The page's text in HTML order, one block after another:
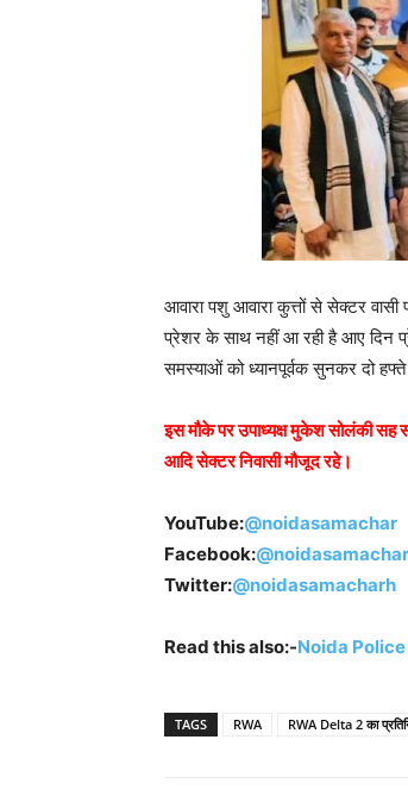
आवारा पशु आवारा कुत्तों से सेक्टर
प्रेशर के साथ नहीं आ रही है आए दिन
समस्याओं को ध्यानपूर्वक सुनकर दो
इस मौके पर उपाध्यक्ष मुकेश सोलंकी सह
आदि सेक्टर निवासी मौजूद रहे।
YouTube:@noidasamachar
Facebook:@noidasamachar
Twitter:@noidasamacharh
Read this also:-Noida Police को
TAGS RWA RWA Delta 2 का